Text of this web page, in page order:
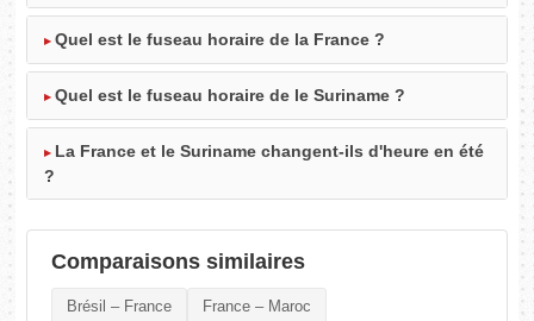
Quel est le fuseau horaire de la France ?
Quel est le fuseau horaire de le Suriname ?
La France et le Suriname changent-ils d'heure en été
?
Comparaisons similaires
Brésil – France France – Maroc